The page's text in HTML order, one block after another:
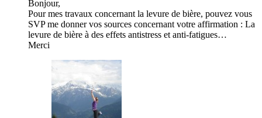
Bonjour,
Pour mes travaux concernant la levure de bière, pouvez vous
SVP me donner vos sources concernant votre affirmation : La
levure de bière à des effets antistress et anti-fatigues…
Merci